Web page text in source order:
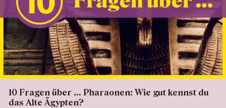
10 Fragen über … Pharaonen: Wie gut kennst du
das Alte Ägypten?